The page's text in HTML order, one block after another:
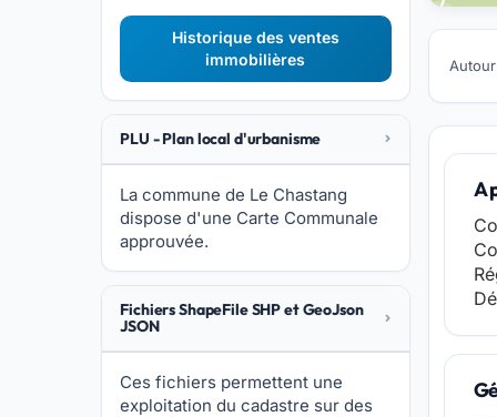
Historique des ventes
immobilières
PLU - Plan local d'urbanisme
La commune de Le Chastang
dispose d'une Carte Communale
approuvée.
Fichiers ShapeFile SHP et GeoJson
JSON
Ces fichiers permettent une
exploitation du cadastre sur des
A